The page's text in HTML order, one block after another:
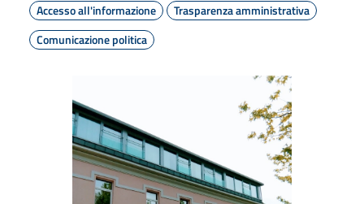
Accesso all'informazione
Trasparenza amministrativa
Comunicazione politica